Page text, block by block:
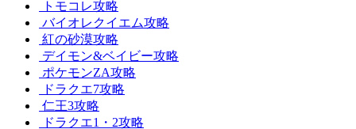
トモコレ攻略
バイオレクイエム攻略
紅の砂漠攻略
デイモン&ベイビー攻略
ポケモンZA攻略
ドラクエ7攻略
仁王3攻略
ドラクエ1・2攻略